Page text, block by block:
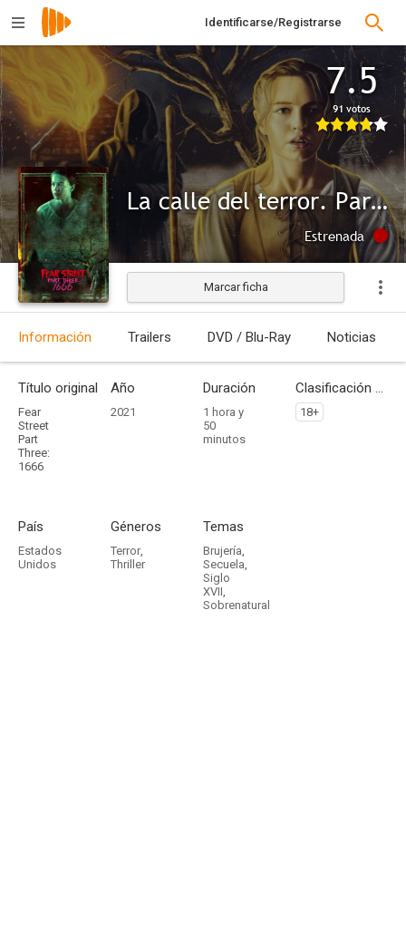
Identificarse/Registrarse
7.5
91 votos
La calle del terror. Parte 3: 1666
Estrenada
Marcar ficha
Información Trailers DVD / Blu-Ray Noticias
Título original
Fear
Street
Part
Three:
1666
Año
2021
Duración
1 hora y
50
minutos
Clasificación por edades
18+
País
Estados
Unidos
Géneros
Terror,
Thriller
Temas
Brujería,
Secuela,
Siglo
XVII,
Sobrenatural